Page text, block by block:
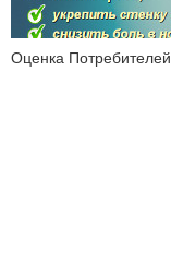
Оценка Потребителей